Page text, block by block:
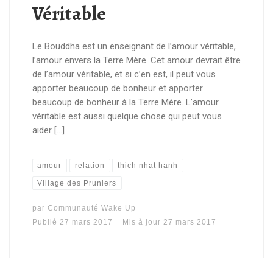
Véritable
Le Bouddha est un enseignant de l’amour véritable,
l’amour envers la Terre Mère. Cet amour devrait être
de l’amour véritable, et si c’en est, il peut vous
apporter beaucoup de bonheur et apporter
beaucoup de bonheur à la Terre Mère. L’amour
véritable est aussi quelque chose qui peut vous
aider […]
amour relation thich nhat hanh
Village des Pruniers
par Communauté Wake Up
Publié 27 mars 2017 Mis à jour 27 mars 2017